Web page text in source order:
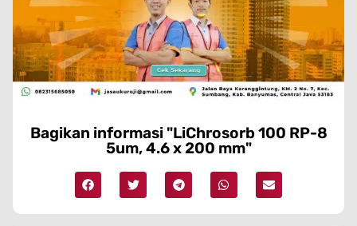
Bagikan informasi "LiChrosorb 100 RP-8
5um, 4.6 x 200 mm"